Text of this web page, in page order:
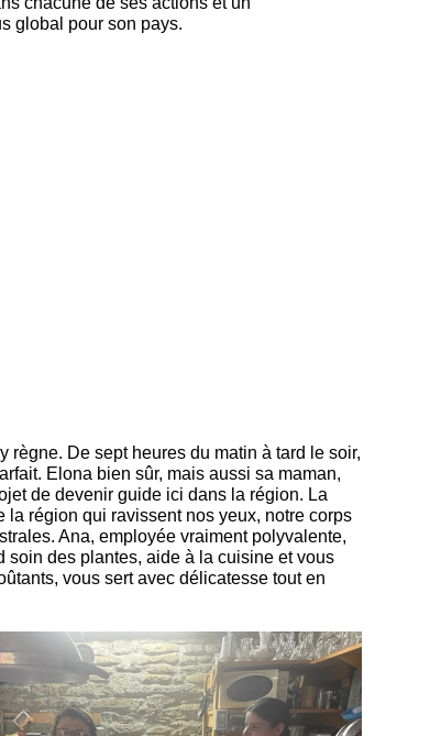
global pour son pays.
règne. De sept heures du matin à tard le soir,
Elona bien sûr, mais aussi sa maman,
de devenir guide ici dans la région. La
région qui ravissent nos yeux, notre corps
Ana, employée vraiment polyvalente,
soin des plantes, aide à la cuisine et vous
vous sert avec délicatesse tout en